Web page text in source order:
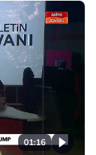
01:16